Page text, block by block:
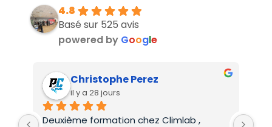
4.8
Basé sur 525 avis
powered by Google
Christophe Perez
il y a 28 jours
Deuxième formation chez Climlab ,